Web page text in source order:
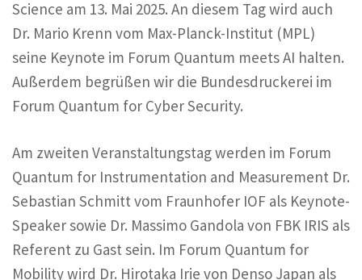
Science am 13. Mai 2025. An diesem Tag wird auch
Dr. Mario Krenn vom Max-Planck-Institut (MPL)
seine Keynote im Forum Quantum meets AI halten.
Außerdem begrüßen wir die Bundesdruckerei im
Forum Quantum for Cyber Security.
Am zweiten Veranstaltungstag werden im Forum
Quantum for Instrumentation and Measurement Dr.
Sebastian Schmitt vom Fraunhofer IOF als Keynote-
Speaker sowie Dr. Massimo Gandola von FBK IRIS als
Referent zu Gast sein. Im Forum Quantum for
Mobility wird Dr. Hirotaka Irie von Denso Japan als